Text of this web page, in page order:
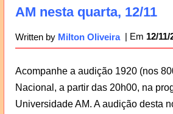
AM nesta quarta, 12/11
Written by Milton Oliveira 12/11/
Acompanhe a audição 1920 (nos
Nacional, a partir das 20h00, na
Universidade AM. A audição desta